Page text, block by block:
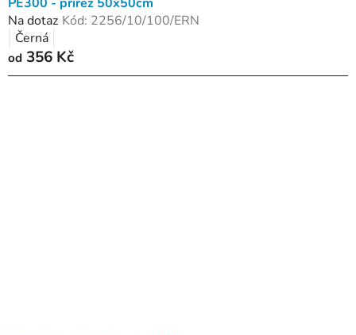
Na dotaz Kód: 2256/10/100/ERN
Černá
od 356 Kč